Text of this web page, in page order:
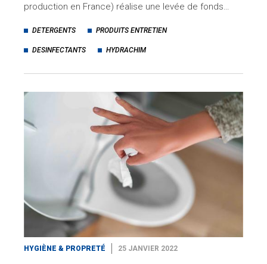
production en France) réalise une levée de fonds…
DETERGENTS PRODUITS ENTRETIEN
DESINFECTANTS HYDRACHIM
HYGIÈNE & PROPRETÉ 25 JANVIER 2022